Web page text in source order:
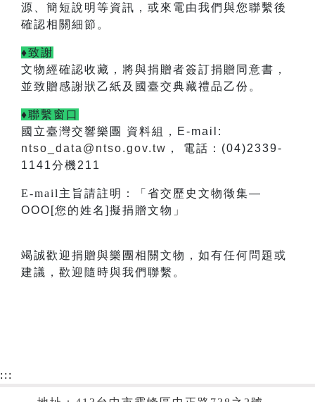
源、簡短說明等資訊，或來電由我們與您聯繫後
確認相關細節。
♦致謝
文物經確認收藏，將與捐贈者簽訂捐贈同意書，
並致贈感謝狀乙紙及國臺交典藏禮品乙份。
♦聯繫窗口
國立臺灣交響樂團 資料組，E-mail:
ntso_data@ntso.gov.tw ， 電話：(04)2339-
1141分機211
E-mail 主旨請註明：「省交歷史文物徵集—
OOO[您的姓名]擬捐贈文物」
竭誠歡迎捐贈與樂團相關文物，如有任何問題或
建議，歡迎隨時與我們聯繫。
:::